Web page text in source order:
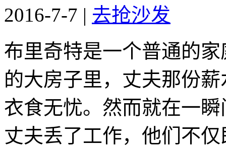
2016-7-7 | 去抢沙发
布里奇特是一个普通的
的大房子里，丈夫那份
衣食无忧。然而就在一
丈夫丢了工作，他们不